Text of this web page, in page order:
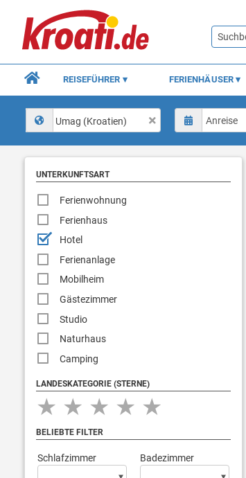
REISEFÜHRER FERIENHÄUSER
Umag (Kroatien)
UNTERKUNFTSART
Ferienwohnung
Ferienhaus
Hotel
Ferienanlage
Mobilheim
Gästezimmer
Studio
Naturhaus
Camping
LANDESKATEGORIE (STERNE)
★
★
★
★
★
BELIEBTE FILTER
Schlafzimmer Badezimmer